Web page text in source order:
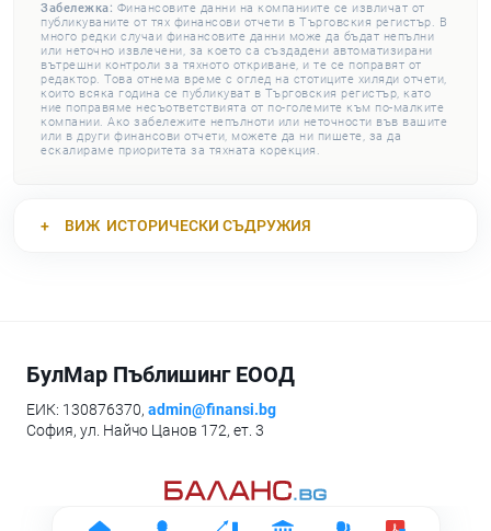
Забележка: Финансовите данни на компаниите се извличат от
публикуваните от тях финансови отчети в Търговския регистър. В
много редки случаи финансовите данни може да бъдат непълни
или неточно извлечени, за което са създадени автоматизирани
вътрешни контроли за тяхното откриване, и те се поправят от
редактор. Това отнема време с оглед на стотиците хиляди отчети,
които всяка година се публикуват в Търговския регистър, като
ние поправяме несъответствията от по-големите към по-малките
компании. Ако забележите непълноти или неточности във вашите
или в други финансови отчети, можете да ни пишете, за да
ескалираме приоритета за тяхната корекция.
ВИЖ ИСТОРИЧЕСКИ СЪДРУЖИЯ
БулМар Пъблишинг ЕООД
ЕИК: 130876370, admin@finansi.bg
София, ул. Найчо Цанов 172, ет. 3